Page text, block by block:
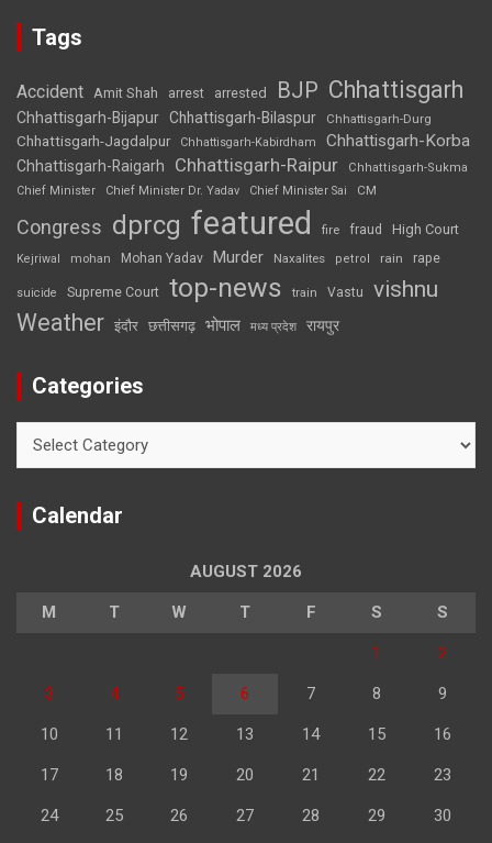
Tags
Accident Amit Shah arrest arrested BJP Chhattisgarh
Chhattisgarh-Bijapur Chhattisgarh-Bilaspur Chhattisgarh-Durg
Chhattisgarh-Jagdalpur Chhattisgarh-Kabirdham Chhattisgarh-Korba
Chhattisgarh-Raigarh Chhattisgarh-Raipur
Chhattisgarh-Sukma
Chief Minister
Chief Minister Dr. Yadav Chief Minister Sai CM
Congress dprcg featured fire fraud High Court
Kejriwal mohan Mohan Yadav Murder Naxalites petrol rain rape
suicide Supreme Court top-news train Vastu vishnu
Weather इंदौर छत्तीसगढ़ भोपाल मध्य प्रदेश रायपुर
Categories
Calendar
AUGUST 2026
M T W T F S S
1 2
3 4 5 6 7 8 9
10 11 12 13 14 15 16
17 18 19 20 21 22 23
24 25 26 27 28 29 30